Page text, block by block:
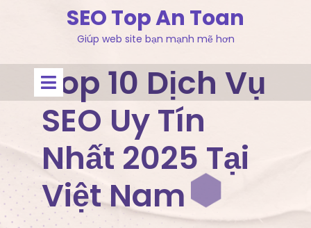
SEO Top An Toan
Giúp web site bạn mạnh mẽ hơn
Open
Menu
Top 10 Dịch Vụ
SEO Uy Tín
Nhất 2025 Tại
Việt Nam